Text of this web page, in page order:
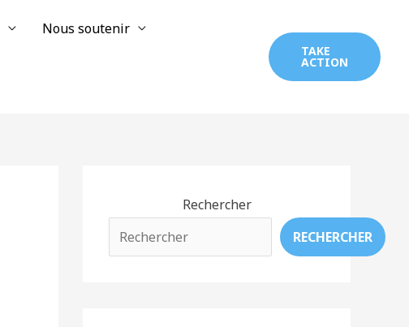
Nous soutenir
TAKE
ACTION
Rechercher
RECHERCHER